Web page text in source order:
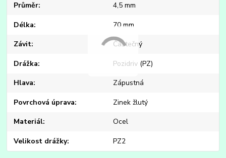
Průměr 4,5 mm
Délka 70 mm
Závit Částečný
Drážka Pozidriv (PZ)
Hlava Zápustná
Povrchová úprava Zinek žlutý
Materiál Ocel
Velikost drážky PZ2